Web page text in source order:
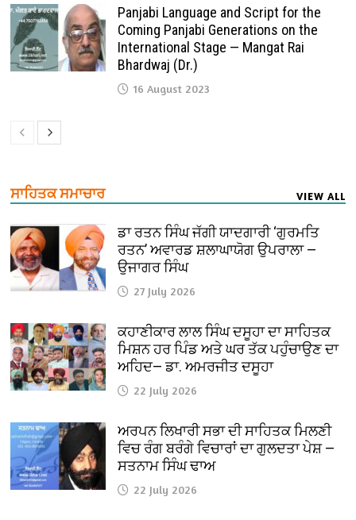
Panjabi Language and Script for the
Coming Panjabi Generations on the
International Stage — Mangat Rai
Bhardwaj (Dr.)
16 August 2023
ਸਾਹਿਤਕ ਸਮਾਚਾਰ VIEW ALL
ਡਾ ਰਤਨ ਸਿੰਘ ਜੱਗੀ ਯਾਦਗਾਰੀ ‘ਗੁਰਮਤਿ
ਰਤਨ’ ਅਵਾਰਡ ਸ਼ਲਾਘਾਯੋਗ ਉਪਰਾਲਾ —
ਉਜਾਗਰ ਸਿੰਘ
27 July 2026
ਕਹਾਣੀਕਾਰ ਲਾਲ ਸਿੰਘ ਦਸੂਹਾ ਦਾ ਸਾਹਿਤਕ
ਮਿਸ਼ਨ ਹਰ ਪਿੰਡ ਅਤੇ ਘਰ ਤੱਕ ਪਹੁੰਚਾਉਣ ਦਾ
ਅਹਿਦ— ਡਾ. ਅਮਰਜੀਤ ਦਸੂਹਾ
22 July 2026
ਅਰਪਨ ਲਿਖਾਰੀ ਸਭਾ ਦੀ ਸਾਹਿਤਕ ਮਿਲਣੀ
ਵਿਚ ਰੰਗ ਬਰੰਗੇ ਵਿਚਾਰਾਂ ਦਾ ਗੁਲਦਤਾ ਪੇਸ਼ —
ਸਤਨਾਮ ਸਿੰਘ ਢਾਅ
22 July 2026